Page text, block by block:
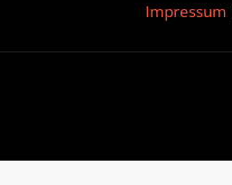
Impressum